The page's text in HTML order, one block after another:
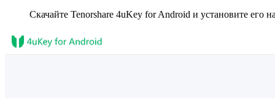
Скачайте Tenorshare 4uKey for Android и установите его